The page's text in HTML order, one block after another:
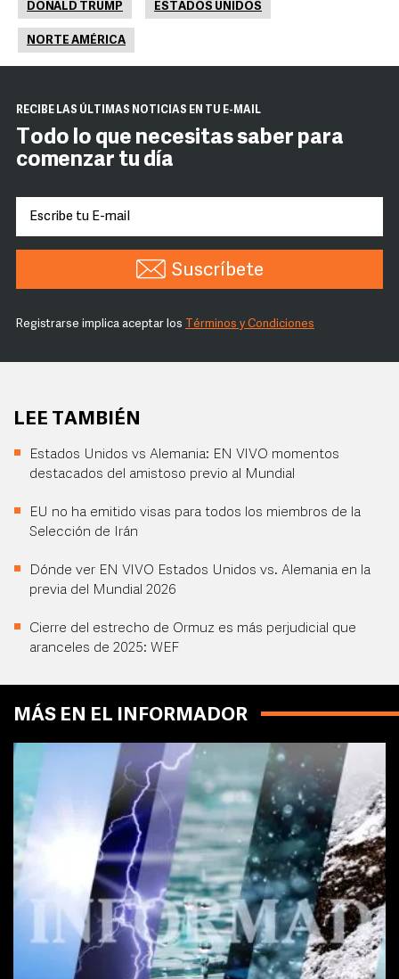
DONALD TRUMP ESTADOS UNIDOS
NORTE AMÉRICA
RECIBE LAS ÚLTIMAS NOTICIAS EN TU E-MAIL
Todo lo que necesitas saber para
comenzar tu día
Suscríbete
Registrarse implica aceptar los Términos y Condiciones
LEE TAMBIÉN
Estados Unidos vs Alemania: EN VIVO momentos
destacados del amistoso previo al Mundial
EU no ha emitido visas para todos los miembros de la
Selección de Irán
Dónde ver EN VIVO Estados Unidos vs. Alemania en la
previa del Mundial 2026
Cierre del estrecho de Ormuz es más perjudicial que
aranceles de 2025: WEF
MÁS EN EL INFORMADOR